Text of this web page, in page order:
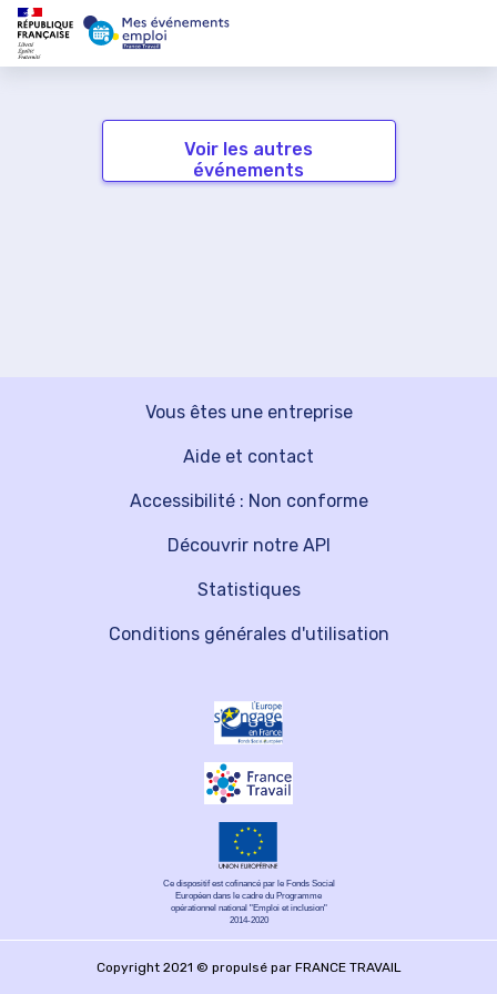
Voir les autres
événements
Vous êtes une entreprise
Découvrir notre API
Aide et contact
Statistiques
Accessibilité : Non conforme
Conditions générales d'utilisation
Ce dispositif est cofinancé par le Fonds Social
Européen dans le cadre du Programme
opérationnel national "Emploi et inclusion"
2014-2020
Copyright 2021 © propulsé par FRANCE TRAVAIL